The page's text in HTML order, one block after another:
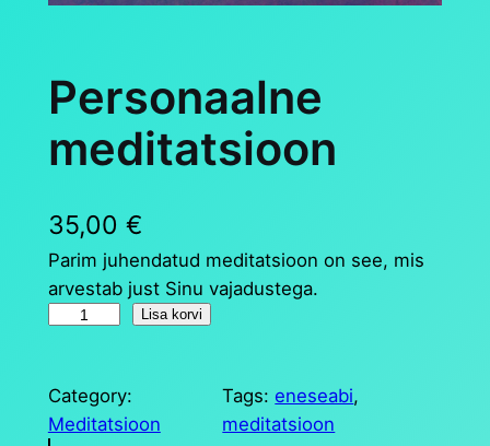
Personaalne
meditatsioon
35,00 €
Parim juhendatud meditatsioon on see, mis
arvestab just Sinu vajadustega.
s
o
Lisa korvi
Category:
Meditatsioon
Tags:eneseabi
meditatsioon